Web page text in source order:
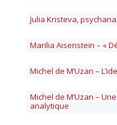
Julia Kristeva,
Marilia Aisenstein – «
Michel de M’Uzan –
Michel de M’Uzan –
analytique